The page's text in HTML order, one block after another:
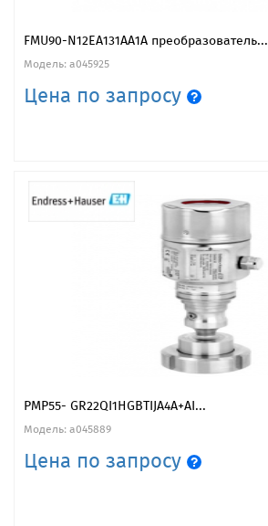
FMU90-N12EA131AA1A преобразователь...
Модель: a045925
Цена по запросу
PMP55- GR22QI1HGBTIJA4A+AI...
Модель: a045889
Цена по запросу